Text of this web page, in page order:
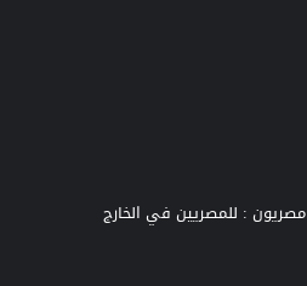
مصريون : للمصريين في الخارج